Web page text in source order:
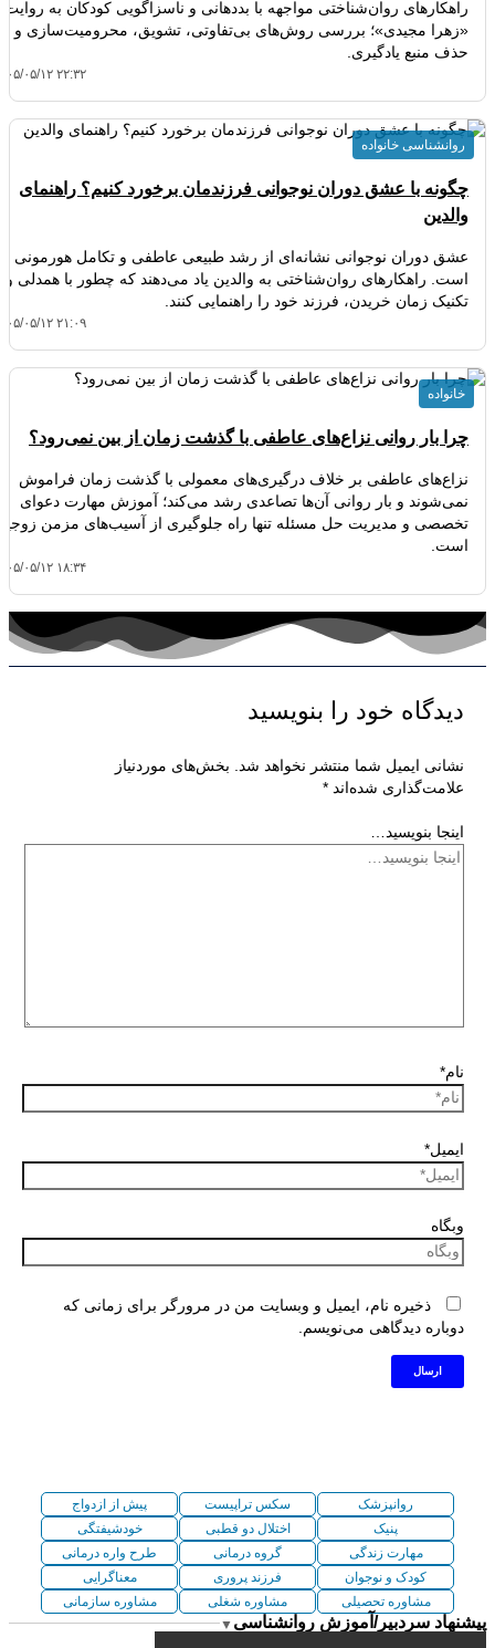
راهکارهای روان‌شناختی مواجهه با بددهانی و ناسزاگویی کودکان به روایت
«زهرا مجیدی»؛ بررسی روش‌های بی‌تفاوتی، تشویق، محرومیت‌سازی و
حذف منبع یادگیری.
۱۴۰۵/۰۵/۱۲
چگونه با عشق دوران نوجوانی فرزندمان برخورد کنیم؟ راهنمای
والدین
عشق دوران نوجوانی نشانه‌ای از رشد طبیعی عاطفی و تکامل هورمونی
است. راهکارهای روان‌شناختی به والدین یاد می‌دهند که چطور با همدلی و
تکنیک زمان خریدن، فرزند خود را راهنمایی کنند.
۱۴۰۵/۰۵/۱۲
روانشناسی خانواده
چرا بار روانی نزاع‌های عاطفی با گذشت زمان از بین نمی‌رود؟
نزاع‌های عاطفی بر خلاف درگیری‌های معمولی با گذشت زمان فراموش
نمی‌شوند و بار روانی آن‌ها تصاعدی رشد می‌کند؛ آموزش مهارت دعوای
تخصصی و مدیریت حل مسئله تنها راه جلوگیری از آسیب‌های مزمن
است.
۱۴۰۵/۰۵/۱۲
خانواده
دیدگاه‌ خود را بنویسید
نشانی ایمیل شما منتشر نخواهد شد.
بخش‌های موردنیاز
علامت‌گذاری شده‌اند *
اینجا بنویسید…
نام*
ایمیل*
وبگاه
ذخیره نام، ایمیل و وبسایت من در مرورگر برای زمانی که
دوباره دیدگاهی می‌نویسم.
روانپزشک سکس تراپیست
پیش از ازدواج
پنیک
اختلال دو قطبی
خودشیفتگی
مهارت زندگی
گروه درمانی
طرح واره درمانی
کودک و نوجوان
فرزند پروری
معناگرایی
مشاوره تحصیلی
مشاوره شغلی مشاوره سازمانی
پیشنهاد سردبیر/آموزش روانشناسی ▼